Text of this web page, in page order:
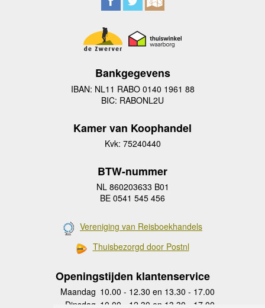
Bankgegevens
IBAN: NL11 RABO 0140 1961 88
BIC: RABONL2U
Kamer van Koophandel
Kvk: 75240440
BTW-nummer
NL 860203633 B01
BE 0541 545 456
Vereniging van Reisboekhandels
Thuisbezorgd door Postnl
Openingstijden klantenservice
Maandag 10.00 - 12.30 en 13.30 - 17.00
Dinsdag 10.00 - 12.30 en 13.30 - 17.00